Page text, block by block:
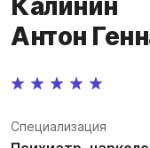
Калинин
Антон
Специализация